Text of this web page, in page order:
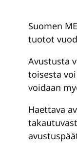
Suomen
tuotot
Avustusta
toisesta
voidaan
Haettava